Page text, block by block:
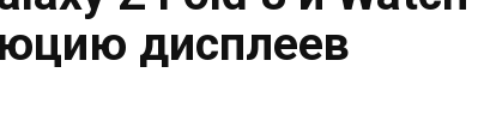
дисплеев